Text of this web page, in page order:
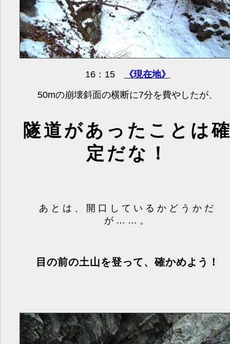
16：15
《現在地》
50mの崩壊斜面の横断に7分を費やしたが、
隧道があったことは
定だな！
あとは、開口しているかどうかだ
が……。
目の前の土山を登って、確かめよう！